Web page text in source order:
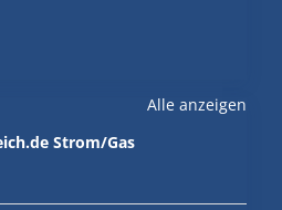
Alle anzeigen
Strom/Gas